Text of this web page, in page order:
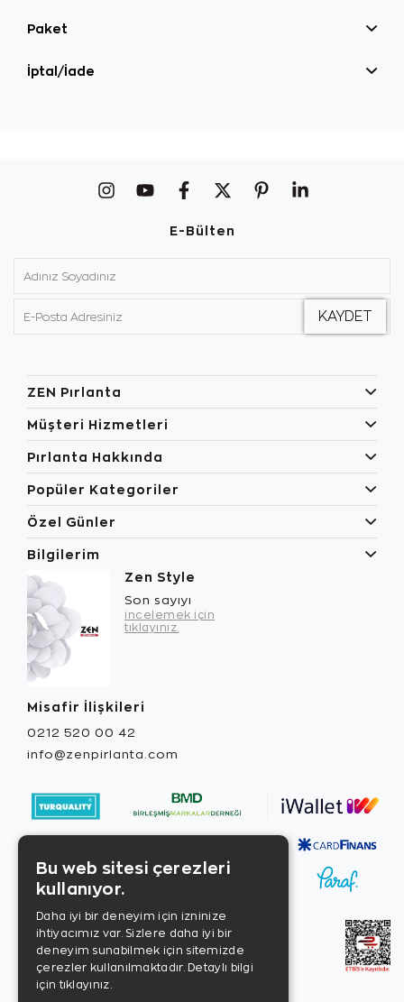
Paket
İptal/İade
E-Bülten
ZEN Pırlanta
Müşteri Hizmetleri
Pırlanta Hakkında
Popüler Kategoriler
Özel Günler
Bilgilerim
Zen Style
Son sayıyı
incelemek için
tıklayınız.
Misafir İlişkileri
0212 520 00 42
info@zenpirlanta.com
Bu web sitesi çerezleri
kullanıyor.
Daha iyi bir deneyim için izninize
ihtiyacımız var. Sizlere daha iyi bir
deneyim sunabilmek için sitemizde
çerezler kullanılmaktadır. Detaylı bilgi
için tıklayınız.